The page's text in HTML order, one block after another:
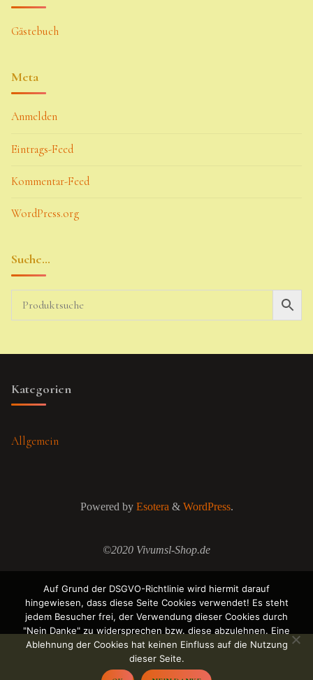
Gästebuch
Meta
Anmelden
Eintrags-Feed
Kommentar-Feed
WordPress.org
Suche…
Kategorien
Allgemein
Powered byEsotera& WordPress.
©2020 Vivumsl-Shop.de
Auf Grund der DSGVO-Richtlinie wird hiermit darauf
hingewiesen, dass diese Seite Cookies verwendet! Es steht
jedem Besucher frei, der Verwendung dieser Cookies durch
"Nein Danke" zu widersprechen bzw. diese abzulehnen. Eine
Ablehnung der Cookies hat keinen Einfluss auf die Nutzung
dieser Seite.